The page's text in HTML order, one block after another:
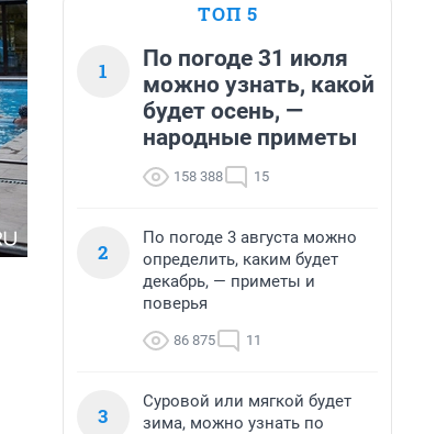
ТОП 5
1
По погоде 31 июля
можно узнать, какой
будет осень, —
народные приметы
158 388 15
2
По погоде 3 августа можно
определить, каким будет
декабрь, — приметы и
поверья
86 875 11
3
Суровой или мягкой будет
зима, можно узнать по